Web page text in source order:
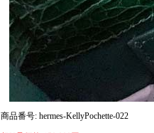
商品番号: hermes-KellyPochette-022